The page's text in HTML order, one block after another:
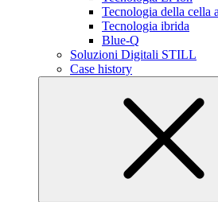
Tecnologia della cella
Tecnologia ibrida
Blue-Q
Soluzioni Digitali STILL
Case history